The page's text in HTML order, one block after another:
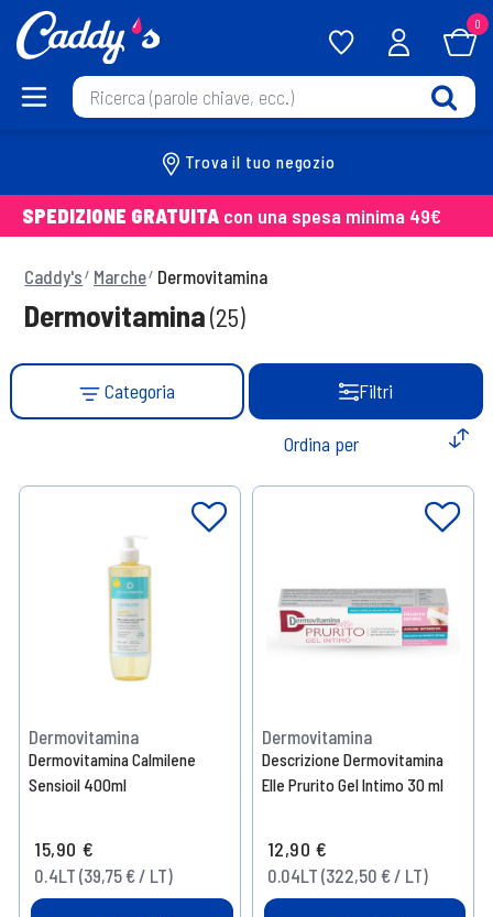
0
Trova il tuo negozio
SPEDIZIONE GRATUITA con una spesa minima 49€
Caddy's Marche Dermovitamina
Dermovitamina(25)
Categoria Filtri
Dermovitamina
Dermovitamina Calmilene
Sensioil 400ml
15,90 €
0.4LT (39,75 € / LT)
Dermovitamina
Descrizione Dermovitamina
Elle Prurito Gel Intimo 30 ml
12,90 €
0.04LT (322,50 € / LT)